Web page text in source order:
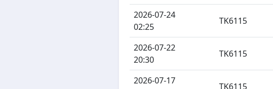
2026-07-24
02:25
TK6115
2026-07-22
20:30
TK6115
2026-07-17
TK6115